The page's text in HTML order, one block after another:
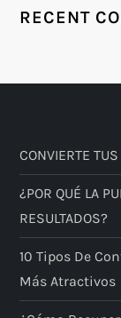
RECENT
CONVIERTE
¿POR QUÉ LA
RESULTADOS?
10 Tipos De
Más Atractivos